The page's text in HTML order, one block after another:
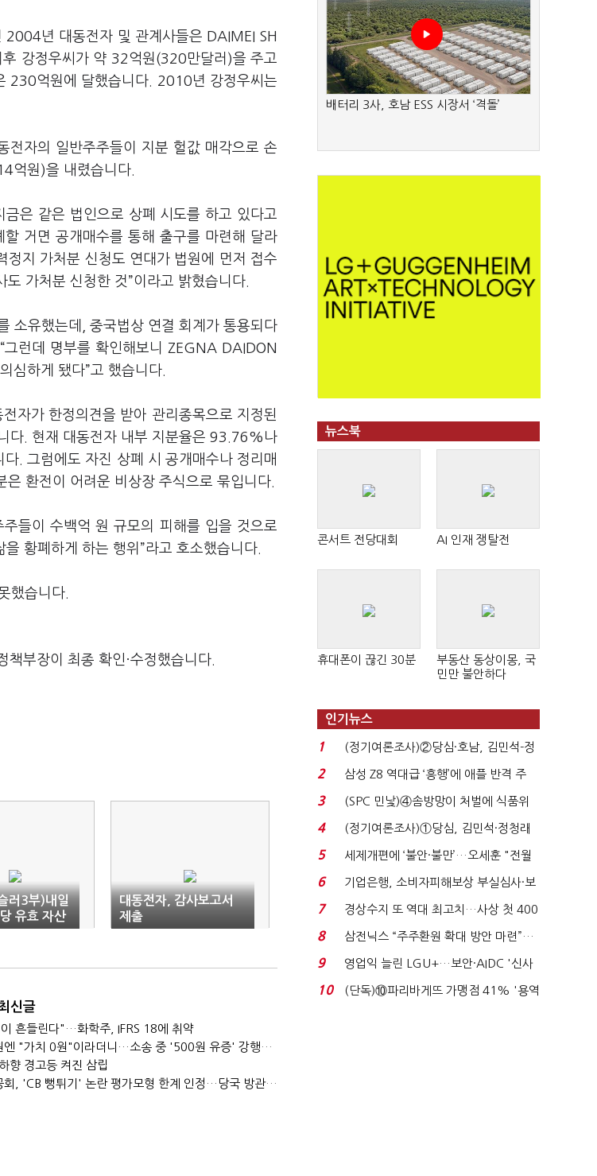
2004년 대동전자 및 관계사들은 DAIMEI SH
강정우씨가 약 32억원(320만달러)을 주고
230억원에 달했습니다. 2010년 강정우씨는
자의 일반주주들이 지분 헐값 매각으로 손
억원)을 내렸습니다.
은 같은 법인으로 상폐 시도를 하고 있다고
거면 공개매수를 통해 출구를 마련해 달라
정지 가처분 신청도 연대가 법원에 먼저 접수
가처분 신청한 것”이라고 밝혔습니다.
소유했는데, 중국법상 연결 회계가 통용되다
런데 명부를 확인해보니 ZEGNA DAIDON
심하게 됐다”고 했습니다.
자가 한정의견을 받아 관리종목으로 지정된
다. 현재 대동전자 내부 지분율은 93.76%나
. 그럼에도 자진 상폐 시 공개매수나 정리매
환전이 어려운 비상장 주식으로 묶입니다.
들이 수백억 원 규모의 피해를 입을 것으로
황폐하게 하는 행위”라고 호소했습니다.
했습니다.
부장이 최종 확인·수정했습니다.
러3부)내일
유효 자산
대동전자, 감사보고서
제출
신글
흔들린다"…화학주, IFRS 18에 취약
(단독)법원엔 "가치 0원"이라더니…소송 중 '500원 유증' 강행한 라인게임즈
향 경고등 켜진 삼립
(단독)한공회, 'CB 뻥튀기' 논란 평가모형 한계 인정…당국 방관 속 장부 왜곡 수두룩
배터리 3사, 호남 ESS 시장서 ‘격돌’
뉴스북
콘서트 전당대회 AI 인재 쟁탈전
휴대폰이 끊긴 30분
부동산 동상이몽, 국
민만 불안하다
인기뉴스
1
(정기여론조사)②당심·호남, 김민석-정
청래 '초접전'...
2
삼성 Z8 역대급 ‘흥행’에 애플 반격 주
목…9월 ‘폴...
3
(SPC 민낯)④솜방망이 처벌에 식품위
생법 위반 반복...
4
(정기여론조사)①당심, 김민석·정청래
'초접전'…대통령 ...
5
세제개편에 ‘불안·불만’…오세훈 "전월
세 구하기 더 ...
6
기업은행, 소비자피해보상 부실심사·보
이스피싱 공시 ...
7
경상수지 또 역대 최고치…사상 첫 400
억달러에 '3% 성...
8
삼전닉스 “주주환원 확대 방안 마련”…
로이터에 성명...
9
영업익 늘린 LGU+…보안·AIDC '신사
업 드라이브'...
10
(단독)⑩파리바게뜨 가맹점 41% '용역